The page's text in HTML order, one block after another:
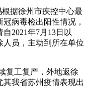
据徐州市疾控中心最
病毒检出阳性情况，
2021年7月13日以
员，主动到所在单位
复工复产，外地返徐
其我省苏州疫情表现出